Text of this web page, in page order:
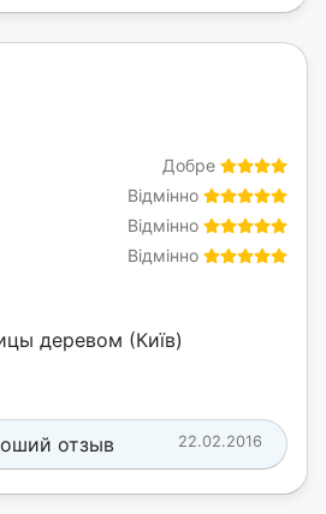
Добре
Відмінно
Відмінно
Відмінно
деревом (Київ)
22.02.2016
отзыв